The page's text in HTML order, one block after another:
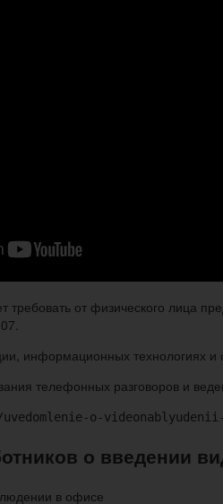
требовать от физического лица
информационных технологиях и
телефонных разговоров и
o-
о введении